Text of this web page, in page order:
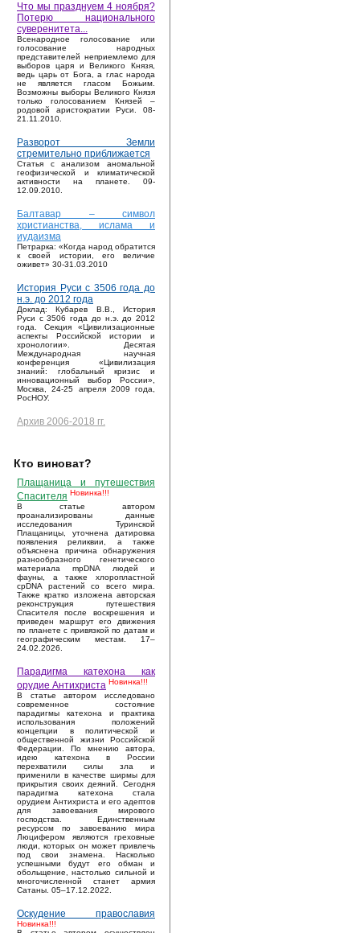
Что мы празднуем 4 ноября?
Потерю национального
суверенитета...
Bсенародное голосование или
голосование народных
представителей неприемлемо для
выборов царя и Великого Князя,
ведь царь от Бога, а глас народа
не является гласом Божьим.
Возможны выборы Великого Князя
только голосованием Князей –
родовой аристократии Руси. 08-
21.11.2010.
Разворот Земли
стремительно приближается
Статья с анализом аномальной
геофизической и климатической
активности на планете. 09-
12.09.2010.
Балтавар – символ
христианства, ислама и
иудаизма
Петрарка: «Когда народ обратится
к своей истории, его величие
оживет» 30-31.03.2010
История Руси с 3506 года до
н.э. до 2012 года
Доклад: Кубарев В.В., История
Руси с 3506 года до н.э. до 2012
года. Секция «Цивилизационные
аспекты Российской истории и
хронологии». Десятая
Международная научная
конференция «Цивилизация
знаний: глобальный кризис и
инновационный выбор России»,
Москва, 24-25 апреля 2009 года,
РосНОУ.
Архив 2006-2018 гг.
Кто виноват?
Плащаница и путешествия
Спасителя Новинка!!!
В статье автором
проанализированы данные
исследования Туринской
Плащаницы, уточнена датировка
появления реликвии, а также
объяснена причина обнаружения
разнообразного генетического
материала mpDNA людей и
фауны, а также хлоропластной
cpDNA растений со всего мира.
Также кратко изложена авторская
реконструкция путешествия
Спасителя после воскрешения и
приведен маршрут его движения
по планете с привязкой по датам и
географическим местам. 17–
24.02.2026.
Парадигма катехона как
орудие Антихриста Новинка!!!
В статье автором исследовано
современное состояние
парадигмы катехона и практика
использования положений
концепции в политической и
общественной жизни Российской
Федерации. По мнению автора,
идею катехона в России
перехватили силы зла и
применили в качестве ширмы для
прикрытия своих деяний. Сегодня
парадигма катехона стала
орудием Антихриста и его адептов
для завоевания мирового
господства. Единственным
ресурсом по завоеванию мира
Люцифером являются греховные
люди, которых он может привлечь
под свои знамена. Насколько
успешными будут его обман и
обольщение, настолько сильной и
многочисленной станет армия
Сатаны. 05–17.12.2022.
Оскудение православия
Новинка!!!